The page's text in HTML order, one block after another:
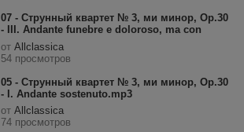
07 - Струнный квартет № 3, ми минор, Op.30
- III. Andante funebre e doloroso, ma con
moto.mp3
от Allclassica
54 просмотров
05 - Струнный квартет № 3, ми минор, Op.30
- I. Andante sostenuto.mp3
от Allclassica
74 просмотров